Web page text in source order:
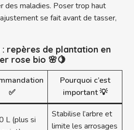
des maladies. Poser trop haut
se fait avant de tasser,
repères de plantation en
rose bio 🌸🍋
✅
Pourquoi c’est
important 💡
L (plus si
Stabilise l’arbre et
limite les arrosages